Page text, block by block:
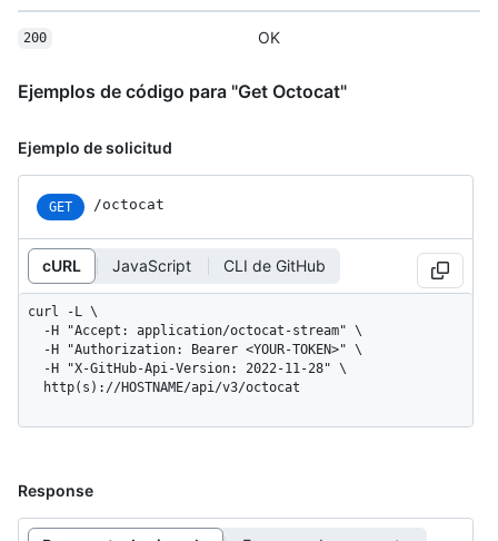
200 OK
Ejemplos de código para "Get Octocat"
Ejemplo de solicitud
GET /octocat
cURL JavaScript CLI de GitHub
curl -L \
  http(s)://HOSTNAME/api/v3/octocat
Response